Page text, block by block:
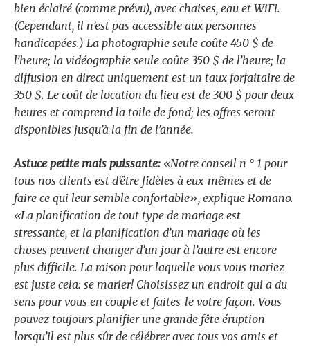
bien éclairé (comme prévu), avec chaises, eau et WiFi.
(Cependant, il n’est pas accessible aux personnes
handicapées.) La photographie seule coûte 450 $ de
l’heure; la vidéographie seule coûte 350 $ de l’heure; la
diffusion en direct uniquement est un taux forfaitaire de
350 $. Le coût de location du lieu est de 300 $ pour deux
heures et comprend la toile de fond; les offres seront
disponibles jusqu’à la fin de l’année.
Astuce petite mais puissante: «Notre conseil n ° 1 pour
tous nos clients est d’être fidèles à eux-mêmes et de
faire ce qui leur semble confortable», explique Romano.
«La planification de tout type de mariage est
stressante, et la planification d’un mariage où les
choses peuvent changer d’un jour à l’autre est encore
plus difficile. La raison pour laquelle vous vous mariez
est juste cela: se marier! Choisissez un endroit qui a du
sens pour vous en couple et faites-le votre façon. Vous
pouvez toujours planifier une grande fête éruption
lorsqu’il est plus sûr de célébrer avec tous vos amis et